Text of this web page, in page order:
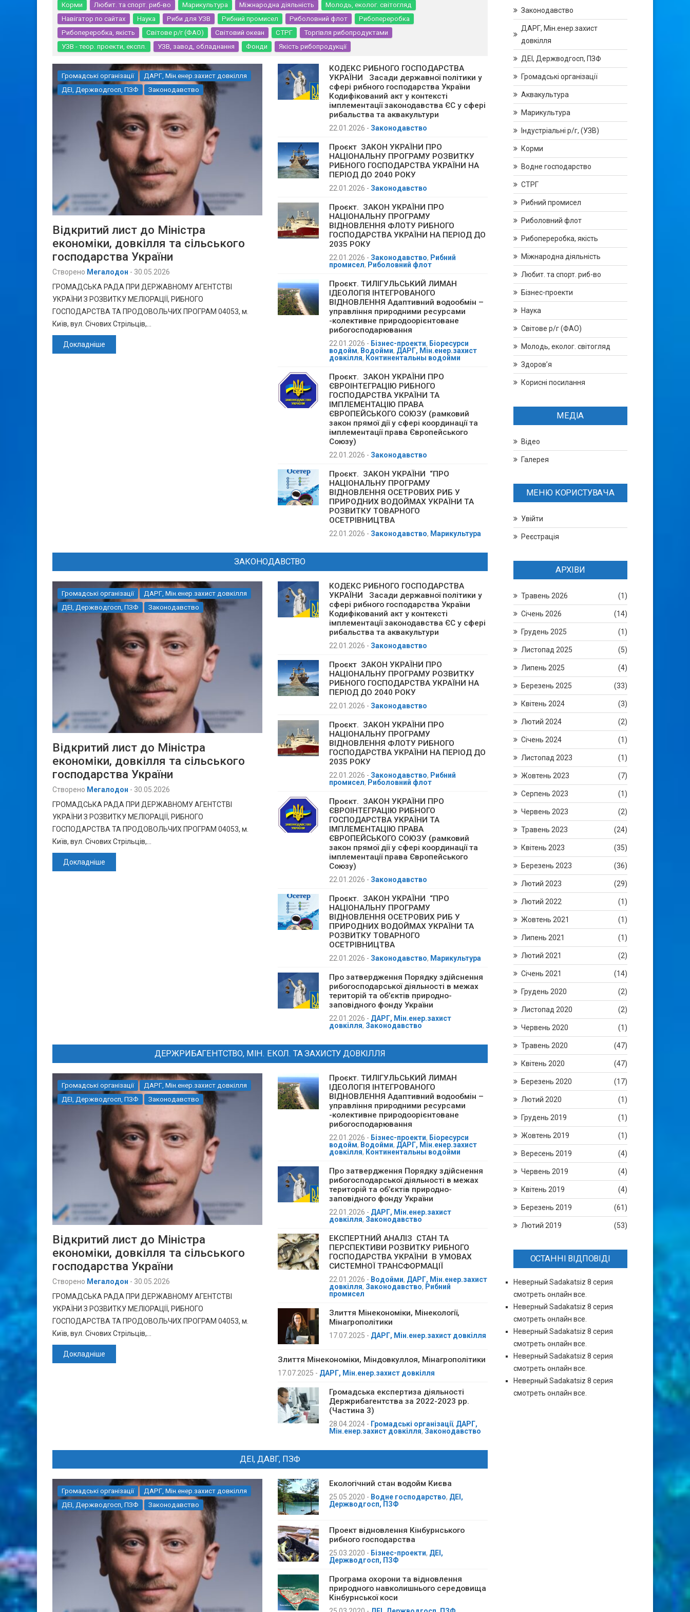
Корми
Любит. та спорт. риб-во Марикультура Міжнародна діяльність
Молодь, еколог. світогляд
Навігатор по сайтах
Наука Риби для УЗВ Рибний промисел Риболовний флот
Рибопереробка
Рибопереробка, якість
Світове р/г (ФАО) Світовий океан СТРГ
Торгівля рибопродуктами
УЗВ - теор. проекти, експл.
УЗВ, завод, обладнання Фонди Якість рибопродукції
Громадські організації
ДАРГ, Мін.енер.захист довкілля
ДЕІ, Держводгосп, ПЗФ
Законодавство
Відкритий лист до Міністра
економіки, довкілля та сільського
господарства України
Створено Мегалодон - 30.05.2026
ГРОМАДСЬКА РАДА ПРИ ДЕРЖАВНОМУ АГЕНТСТВІ
УКРАЇНИ З РОЗВИТКУ МЕЛІОРАЦІЇ, РИБНОГО
ГОСПОДАРСТВА ТА ПРОДОВОЛЬЧИХ ПРОГРАМ 04053, м.
Київ, вул. Січових Стрільців,…
Докладніше
КОДЕКС РИБНОГО ГОСПОДАРСТВА
УКРАЇНИ Засади державної політики у
сфері рибного господарства України
Кодифікований акт у контексті
імплементації законодавства ЄС у сфері
рибальства та аквакультури
22.01.2026 - Законодавство
Проєкт ЗАКОН УКРАЇНИ ПРО
НАЦІОНАЛЬНУ ПРОГРАМУ РОЗВИТКУ
РИБНОГО ГОСПОДАРСТВА УКРАЇНИ НА
ПЕРІОД ДО 2040 РОКУ
22.01.2026 - Законодавство
Проєкт. ЗАКОН УКРАЇНИ ПРО
НАЦІОНАЛЬНУ ПРОГРАМУ
ВІДНОВЛЕННЯ ФЛОТУ РИБНОГО
ГОСПОДАРСТВА УКРАЇНИ НА ПЕРІОД ДО
2035 РОКУ
22.01.2026 - Законодавство, Рибний
промисел, Риболовний флот
Проєкт. ТИЛІГУЛЬСЬКИЙ ЛИМАН
ІДЕОЛОГІЯ ІНТЕГРОВАНОГО
ВІДНОВЛЕННЯ Адаптивний водообмін –
управління природними ресурсами
-колективне природоорієнтоване
рибогосподарювання
22.01.2026 - Бізнес-проекти, Біоресурси
водойм, Водойми, ДАРГ, Мін.енер.захист
довкілля, Континентальны водойми
Проєкт. ЗАКОН УКРАЇНИ ПРО
ЄВРОІНТЕГРАЦІЮ РИБНОГО
ГОСПОДАРСТВА УКРАЇНИ ТА
ІМПЛЕМЕНТАЦІЮ ПРАВА
ЄВРОПЕЙСЬКОГО СОЮЗУ (рамковий
закон прямої дії у сфері координації та
імплементації права Європейського
Союзу)
22.01.2026 - Законодавство
Проєкт. ЗАКОН УКРАЇНИ “ПРО
НАЦІОНАЛЬНУ ПРОГРАМУ
ВІДНОВЛЕННЯ ОСЕТРОВИХ РИБ У
ПРИРОДНИХ ВОДОЙМАХ УКРАЇНИ ТА
РОЗВИТКУ ТОВАРНОГО
ОСЕТРІВНИЦТВА
22.01.2026 - Законодавство, Марикультура
ЗАКОНОДАВСТВО
Громадські організації
ДАРГ, Мін.енер.захист довкілля
ДЕІ, Держводгосп, ПЗФ
Законодавство
Відкритий лист до Міністра
економіки, довкілля та сільського
господарства України
Створено Мегалодон - 30.05.2026
ГРОМАДСЬКА РАДА ПРИ ДЕРЖАВНОМУ АГЕНТСТВІ
УКРАЇНИ З РОЗВИТКУ МЕЛІОРАЦІЇ, РИБНОГО
ГОСПОДАРСТВА ТА ПРОДОВОЛЬЧИХ ПРОГРАМ 04053, м.
Київ, вул. Січових Стрільців,…
Докладніше
КОДЕКС РИБНОГО ГОСПОДАРСТВА
УКРАЇНИ Засади державної політики у
сфері рибного господарства України
Кодифікований акт у контексті
імплементації законодавства ЄС у сфері
рибальства та аквакультури
22.01.2026 - Законодавство
Проєкт ЗАКОН УКРАЇНИ ПРО
НАЦІОНАЛЬНУ ПРОГРАМУ РОЗВИТКУ
РИБНОГО ГОСПОДАРСТВА УКРАЇНИ НА
ПЕРІОД ДО 2040 РОКУ
22.01.2026 - Законодавство
Проєкт. ЗАКОН УКРАЇНИ ПРО
НАЦІОНАЛЬНУ ПРОГРАМУ
ВІДНОВЛЕННЯ ФЛОТУ РИБНОГО
ГОСПОДАРСТВА УКРАЇНИ НА ПЕРІОД ДО
2035 РОКУ
22.01.2026 - Законодавство, Рибний
промисел, Риболовний флот
Проєкт. ЗАКОН УКРАЇНИ ПРО
ЄВРОІНТЕГРАЦІЮ РИБНОГО
ГОСПОДАРСТВА УКРАЇНИ ТА
ІМПЛЕМЕНТАЦІЮ ПРАВА
ЄВРОПЕЙСЬКОГО СОЮЗУ (рамковий
закон прямої дії у сфері координації та
імплементації права Європейського
Союзу)
22.01.2026 - Законодавство
Проєкт. ЗАКОН УКРАЇНИ “ПРО
НАЦІОНАЛЬНУ ПРОГРАМУ
ВІДНОВЛЕННЯ ОСЕТРОВИХ РИБ У
ПРИРОДНИХ ВОДОЙМАХ УКРАЇНИ ТА
РОЗВИТКУ ТОВАРНОГО
ОСЕТРІВНИЦТВА
22.01.2026 - Законодавство, Марикультура
Про затвердження Порядку здійснення
рибогосподарської діяльності в межах
територій та об’єктів природно-
заповідного фонду України
22.01.2026 - ДАРГ, Мін.енер.захист
довкілля, Законодавство
ДЕРЖРИБАГЕНТСТВО, МІН. ЕКОЛ. ТА ЗАХИСТУ ДОВКІЛЛЯ
Громадські організації
ДАРГ, Мін.енер.захист довкілля
ДЕІ, Держводгосп, ПЗФ
Законодавство
Відкритий лист до Міністра
економіки, довкілля та сільського
господарства України
Створено Мегалодон - 30.05.2026
ГРОМАДСЬКА РАДА ПРИ ДЕРЖАВНОМУ АГЕНТСТВІ
УКРАЇНИ З РОЗВИТКУ МЕЛІОРАЦІЇ, РИБНОГО
ГОСПОДАРСТВА ТА ПРОДОВОЛЬЧИХ ПРОГРАМ 04053, м.
Київ, вул. Січових Стрільців,…
Докладніше
Проєкт. ТИЛІГУЛЬСЬКИЙ ЛИМАН
ІДЕОЛОГІЯ ІНТЕГРОВАНОГО
ВІДНОВЛЕННЯ Адаптивний водообмін –
управління природними ресурсами
-колективне природоорієнтоване
рибогосподарювання
22.01.2026 - Бізнес-проекти, Біоресурси
водойм, Водойми, ДАРГ, Мін.енер.захист
довкілля, Континентальны водойми
Про затвердження Порядку здійснення
рибогосподарської діяльності в межах
територій та об’єктів природно-
заповідного фонду України
22.01.2026 - ДАРГ, Мін.енер.захист
довкілля, Законодавство
ЕКСПЕРТНИЙ АНАЛІЗ СТАН ТА
ПЕРСПЕКТИВИ РОЗВИТКУ РИБНОГО
ГОСПОДАРСТВА УКРАЇНИ В УМОВАХ
СИСТЕМНОЇ ТРАНСФОРМАЦІЇ
22.01.2026 - Водойми, ДАРГ, Мін.енер.захист
довкілля, Законодавство, Рибний
промисел
Злиття Мінекономіки, Мінекології,
Мінагрополітики
17.07.2025 - ДАРГ, Мін.енер.захист довкілля
Злиття Мінекономіки, Міндовкуллоя, Мінагрополітики
17.07.2025 - ДАРГ, Мін.енер.захист довкілля
Громадська експертиза діяльності
Держрибагентства за 2022-2023 рр.
(Частина 3)
28.04.2024 - Громадські організації, ДАРГ,
Мін.енер.захист довкілля, Законодавство
ДЕІ, ДАВГ, ПЗФ
Громадські організації
ДАРГ, Мін.енер.захист довкілля
ДЕІ, Держводгосп, ПЗФ
Законодавство
Екологічний стан водойм Києва
25.05.2020 - Водне господарство, ДЕІ,
Держводгосп, ПЗФ
Проект відновлення Кінбурнського
рибного господарства
25.03.2020 - Бізнес-проекти, ДЕІ,
Держводгосп, ПЗФ
Програма охорони та відновлення
природного навколишнього середовища
Кінбурнської коси
Законодавство
ДАРГ, Мін.енер.захист
довкілля
ДЕІ, Держводгосп, ПЗФ
Громадські організації
Аквакультура
Марикультура
Індустріальні р/г, (УЗВ)
Корми
Водне господарство
СТРГ
Рибний промисел
Риболовний флот
Рибопереробка, якість
Міжнародна діяльність
Любит. та спорт. риб-во
Бізнес-проекти
Наука
Світове р/г (ФАО)
Молодь, еколог. світогляд
Здоров’я
Корисні посилання
МЕДІА
Відео
Галерея
МЕНЮ КОРИСТУВАЧА
Увійти
Реєстрація
АРХІВИ
Травень 2026 (1)
Січень 2026 (14)
Грудень 2025 (1)
Листопад 2025 (5)
Липень 2025 (4)
Березень 2025 (33)
Квітень 2024 (3)
Лютий 2024 (2)
Січень 2024 (1)
Листопад 2023 (1)
Жовтень 2023 (7)
Серпень 2023 (1)
Червень 2023 (2)
Травень 2023 (24)
Квітень 2023 (35)
Березень 2023 (36)
Лютий 2023 (29)
Лютий 2022 (1)
Жовтень 2021 (1)
Липень 2021 (1)
Лютий 2021 (2)
Січень 2021 (14)
Грудень 2020 (2)
Листопад 2020 (2)
Червень 2020 (1)
Травень 2020 (47)
Квітень 2020 (47)
Березень 2020 (17)
Лютий 2020 (1)
Грудень 2019 (1)
Жовтень 2019 (1)
Вересень 2019 (4)
Червень 2019 (4)
Квітень 2019 (4)
Березень 2019 (61)
Лютий 2019 (53)
ОСТАННІ ВІДПОВІДІ
Неверный Sadakatsiz 8 серия
смотреть онлайн все.
Неверный Sadakatsiz 8 серия
смотреть онлайн все.
Неверный Sadakatsiz 8 серия
смотреть онлайн все.
Неверный Sadakatsiz 8 серия
смотреть онлайн все.
Неверный Sadakatsiz 8 серия
смотреть онлайн все.